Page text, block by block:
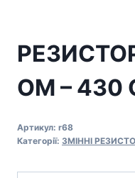
ОМ – 430
Артикул: r68
Категорії: ЗМІННІ